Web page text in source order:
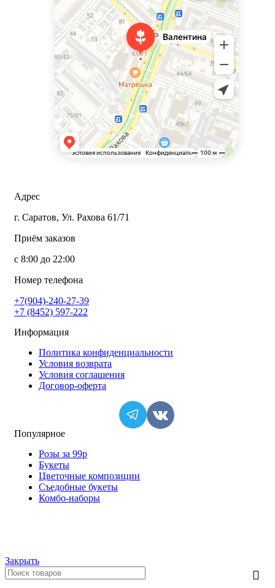
Адрес
г. Саратов, Ул. Рахова 61/71
Приём заказов
с 8:00 до 22:00
Номер телефона
+7(904)-240-27-39
+7 (8452) 597-222
Информация
Политика конфиденциальности
Условия возврата
Условия соглашения
Договор-оферта
Популярное
Розы за 99р
Букеты
Цветочные композиции
Съедобные букеты
Комбо-наборы
Закрыть